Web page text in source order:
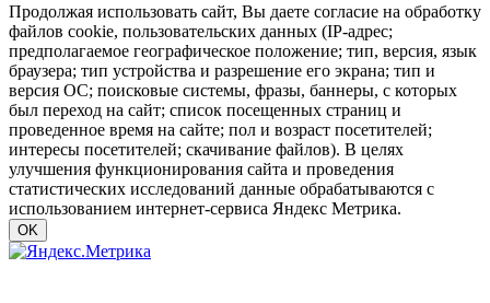
Продолжая использовать сайт, Вы даете согласие на обработку
файлов cookie, пользовательских данных (IP-адрес;
предполагаемое географическое положение; тип, версия, язык
браузера; тип устройства и разрешение его экрана; тип и
версия ОС; поисковые системы, фразы, баннеры, с которых
был переход на сайт; список посещенных страниц и
проведенное время на сайте; пол и возраст посетителей;
интересы посетителей; скачивание файлов). В целях
улучшения функционирования сайта и проведения
статистических исследований данные обрабатываются с
использованием интернет-сервиса Яндекс Метрика.
OK